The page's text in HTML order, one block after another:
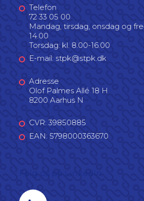
Telefon
72 33 05 00
Mandag, tirsdag, onsdag og
14.00
Torsdag: kl. 8.00-16.00
E-mail: stpk@stpk.dk
Adresse
Olof Palmes Allé 18 H
8200 Aarhus N
CVR: 39850885
EAN: 5798000363670
Linkedin profil